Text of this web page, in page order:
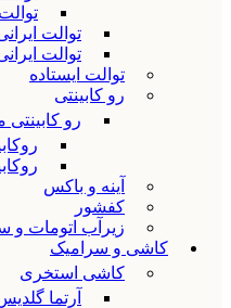
توالت
توالت
توالت ایستاده
رو کابینتی
رو کابینتی
آینه و باکس
کفشور
زیرآب اتومات و
کاشی و سرامیک
کاشی استخری
آرتما